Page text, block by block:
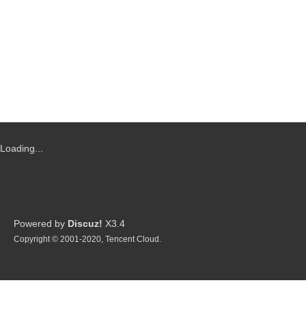
Loading...
Powered by Discuz! X3.4
Copyright © 2001-2020, Tencent Cloud.